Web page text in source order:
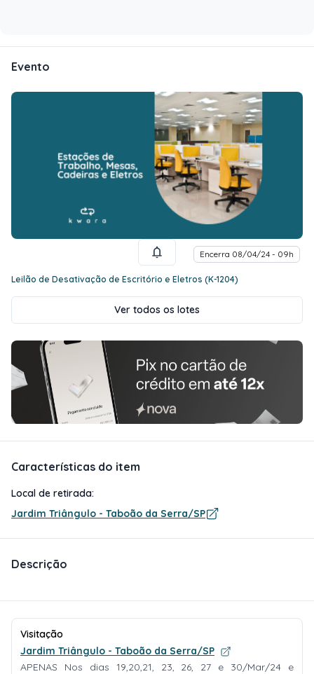
Evento
Encerra 08/04/24 - 09h
Leilão de Desativação de Escritório e Eletros (K-1204)
Ver todos os lotes
Características do item
Local de retirada:
Jardim Triângulo - Taboão da Serra/SP
Descrição
Visitação
Jardim Triângulo - Taboão da Serra/SP
APENAS Nos dias 19,20,21, 23, 26, 27 e 30/Mar/24 e